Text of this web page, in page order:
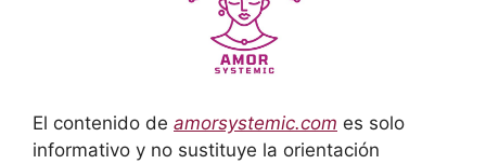
El contenido de amorsystemic.com es solo
informativo y no sustituye la orientación